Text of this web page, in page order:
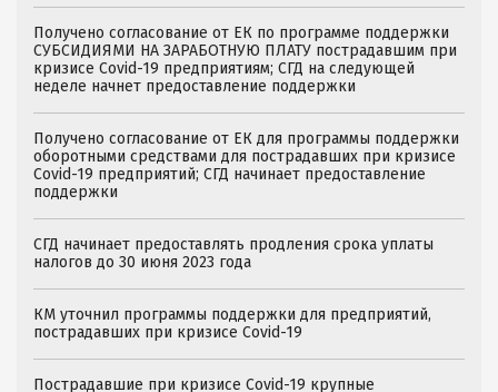
Получено согласование от ЕК по программе поддержки
СУБСИДИЯМИ НА ЗАРАБОТНУЮ ПЛАТУ пострадавшим при
кризисе Covid-19 предприятиям; СГД на следующей
неделе начнет предоставление поддержки
Получено согласование от ЕК для программы поддержки
оборотными средствами для пострадавших при кризисе
Covid-19 предприятий; СГД начинает предоставление
поддержки
СГД начинает предоставлять продления срока уплаты
налогов до 30 июня 2023 года
КМ уточнил программы поддержки для предприятий,
пострадавших при кризисе Covid-19
Пострадавшие при кризисе Covid-19 крупные